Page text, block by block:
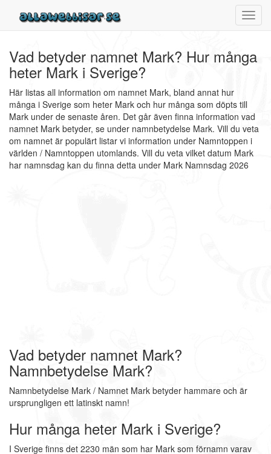
Vad betyder namnet Mark? Hur många
heter Mark i Sverige?
Här listas all information om namnet Mark, bland annat hur
många i Sverige som heter Mark och hur många som döpts till
Mark under de senaste åren. Det går även finna information vad
namnet Mark betyder, se under namnbetydelse Mark. Vill du veta
om namnet är populärt listar vi information under Namntoppen i
världen / Namntoppen utomlands. Vill du veta vilket datum Mark
har namnsdag kan du finna detta under Mark Namnsdag 2026
Vad betyder namnet Mark?
Namnbetydelse Mark?
Namnbetydelse Mark / Namnet Mark betyder hammare och är
ursprungligen ett latinskt namn!
Hur många heter Mark i Sverige?
I Sverige finns det 2230 män som har Mark som förnamn varav